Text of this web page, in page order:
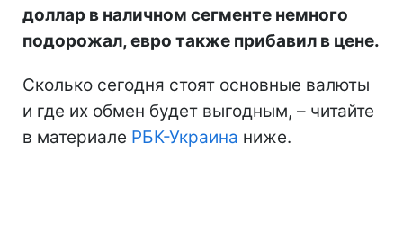
доллар в наличном сегменте немного
подорожал, евро также прибавил в цене.
Сколько сегодня стоят основные валюты
и где их обмен будет выгодным, – читайте
в материале РБК-Украина ниже.